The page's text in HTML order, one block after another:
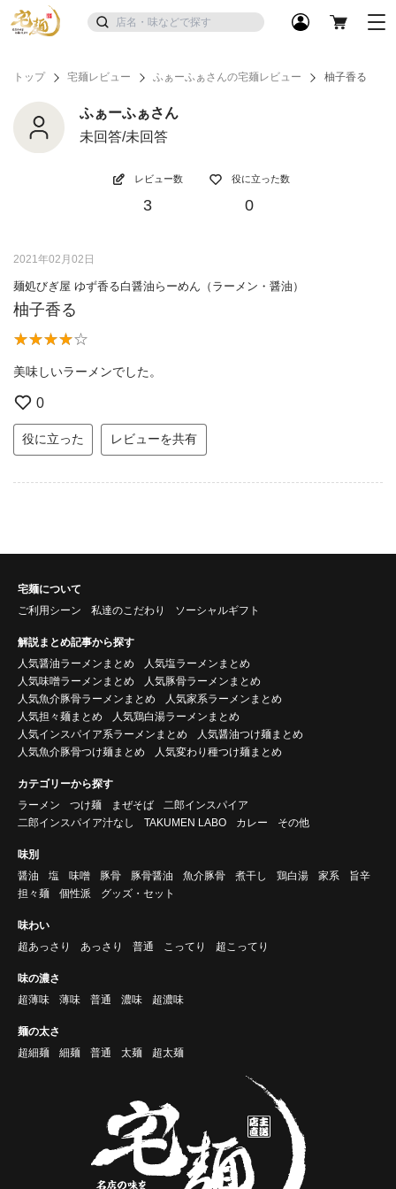
トップ 宅麺レビュー ふぁーふぁさんの宅麺レビュー 柚子香る
ふぁーふぁさん
未回答/未回答
レビュー数
3
役に立った数
0
2021年02月02日
麺処びぎ屋 ゆず香る白醤油らーめん（ラーメン・醤油）
柚子香る
美味しいラーメンでした。
0
役に立った レビューを共有
宅麺について
ご利用シーン
私達のこだわり ソーシャルギフト
解説まとめ記事から探す
人気醤油ラーメンまとめ
人気塩ラーメンまとめ
人気味噌ラーメンまとめ
人気豚骨ラーメンまとめ
人気魚介豚骨ラーメンまとめ
人気家系ラーメンまとめ
人気担々麺まとめ
人気鶏白湯ラーメンまとめ
人気インスパイア系ラーメンまとめ
人気醤油つけ麺まとめ
人気魚介豚骨つけ麺まとめ
人気変わり種つけ麺まとめ
カテゴリーから探す
ラーメン
つけ麺 まぜそば
二郎インスパイア
二郎インスパイア汁なし
TAKUMEN LABO カレー その他
味別
醤油
塩 味噌 豚骨 豚骨醤油 魚介豚骨 煮干し 鶏白湯 家系
旨辛
担々麺
個性派 グッズ・セット
味わい
超あっさり
あっさり 普通 こってり 超こってり
味の濃さ
超薄味
薄味 普通 濃味 超濃味
麺の太さ
超細麺
細麺 普通 太麺 超太麺